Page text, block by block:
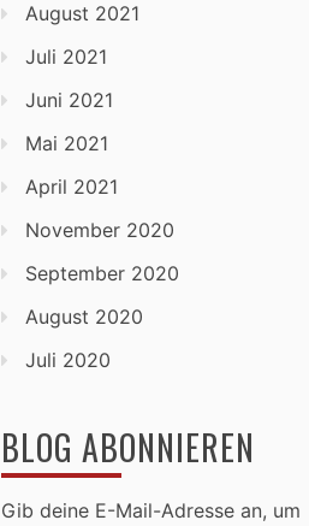
August 2021
Juli 2021
Juni 2021
Mai 2021
April 2021
November 2020
September 2020
August 2020
Juli 2020
BLOG ABONNIEREN
Gib deine E-Mail-Adresse an, um